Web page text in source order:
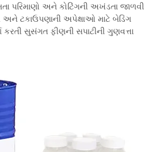
પરિમાણો અને કોટિંગની અખંડતા જાળવી
અને ટકાઉપણાની અપેક્ષાઓ માટે બેડિંગ
સુસંગત ફીણની સપાટીની ગુણવત્તા